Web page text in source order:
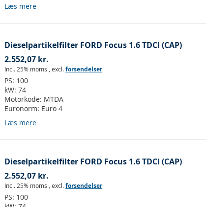
Læs mere
Dieselpartikelfilter FORD Focus 1.6 TDCI (CAP)
2.552,07 kr.
Incl. 25% moms ,excl.forsendelser
PS: 100
kW:74
Motorkode: MTDA
Euronorm: Euro 4
Læs mere
Dieselpartikelfilter FORD Focus 1.6 TDCI (CAP)
2.552,07 kr.
Incl. 25% moms ,excl.forsendelser
PS: 100